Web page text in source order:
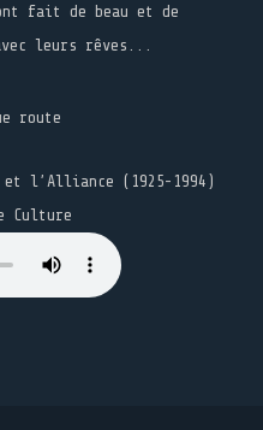
fait de beau et de
leurs rêves...
route
l’Alliance (1925-1994)
Culture